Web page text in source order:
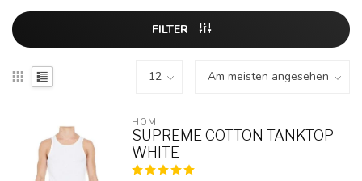
FILTER
HOM
SUPREME COTTON TANKTOP
WHITE